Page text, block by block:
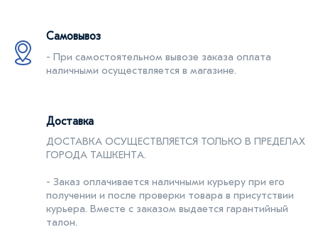
Самовывоз
- При самостоятельном вывозе заказа оплата
наличными осуществляется в магазине.
Доставка
ДОСТАВКА ОСУЩЕСТВЛЯЕТСЯ ТОЛЬКО В ПРЕДЕЛАХ
ГОРОДА ТАШКЕНТA.
- Заказ оплачивается наличными курьеру при его
получении и после проверки товара в присутствии
курьера. Вместе с заказом выдается гарантийный
талон.